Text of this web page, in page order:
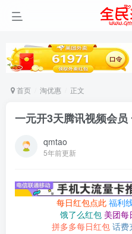
首页 淘优惠 正文
一元开3天腾讯视频会
qmtao
5年前更新
每日红包点此 福利
饿了么红包 美团每
拼多多每日红包 话费